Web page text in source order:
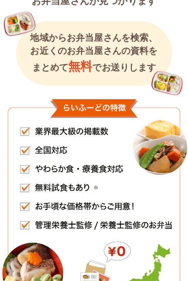
地域からお弁当屋さんを検索、
お近くのお弁当屋さんの資料を
まとめて無料でお送りします